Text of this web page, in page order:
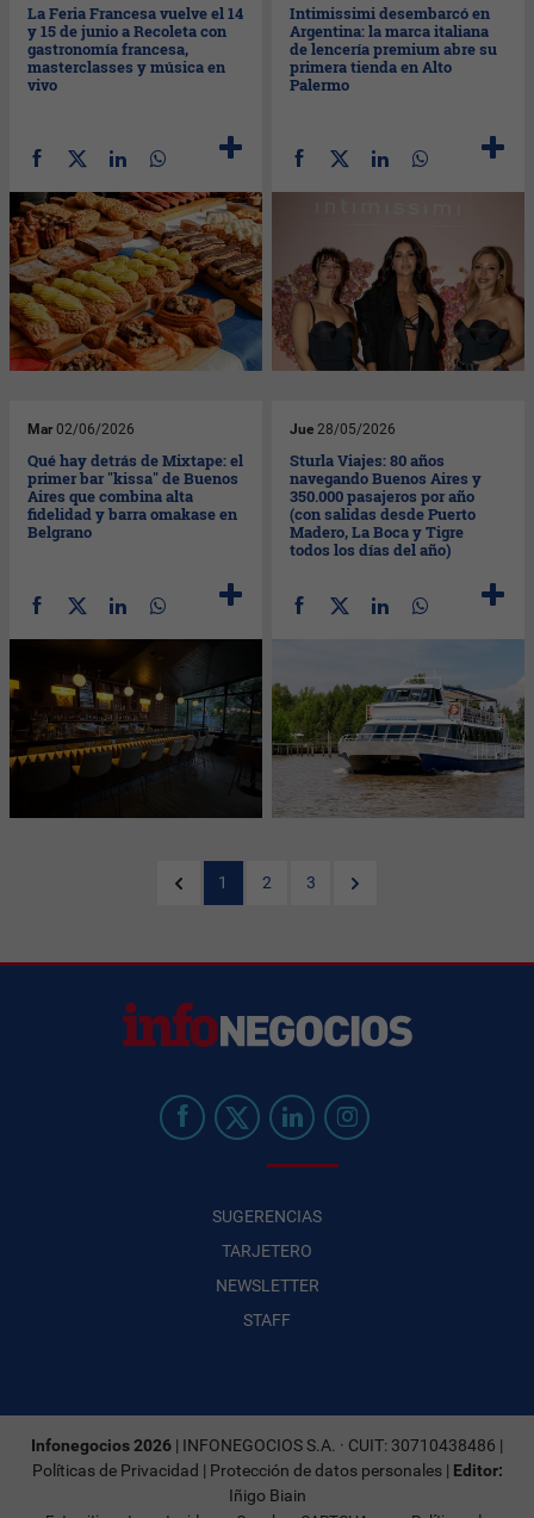
La Feria Francesa vuelve el 14
y 15 de junio a Recoleta con
gastronomía francesa,
masterclasses y música en
vivo
Intimissimi desembarcó en
Argentina: la marca italiana
de lencería premium abre su
primera tienda en Alto
Palermo
Mar 02/06/2026
Qué hay detrás de Mixtape: el
primer bar "kissa" de Buenos
Aires que combina alta
fidelidad y barra omakase en
Belgrano
Jue 28/05/2026
Sturla Viajes: 80 años
navegando Buenos Aires y
350.000 pasajeros por año
(con salidas desde Puerto
Madero, La Boca y Tigre
todos los días del año)
1 2 3
SUGERENCIAS
TARJETERO
NEWSLETTER
STAFF
Infonegocios 2026 | INFONEGOCIOS S.A. · CUIT: 30710438486 |
Políticas de Privacidad | Protección de datos personales| Editor:
Iñigo Biain